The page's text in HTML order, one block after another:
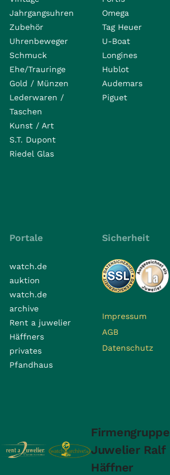
Jahrgangsuhren
Zubehör
Uhrenbeweger
Schmuck
Ehe/Trauringe
Gold / Münzen
Lederwaren /
Taschen
Kunst / Art
S.T. Dupont
Riedel Glas
Omega
Tag Heuer
U-Boat
Longines
Hublot
Audemars
Piguet
Portale
watch.de
auktion
watch.de
archive
Rent a juwelier
Häffners
privates
Pfandhaus
Sicherheit
Impressum
AGB
Datenschutz
Firmengruppe
Juwelier Ralf
Häffner